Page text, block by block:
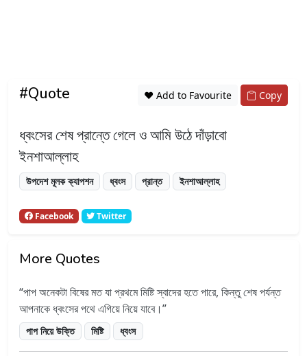
#Quote ❤️ Add to Favourite Copy
ধ্বংসের শেষ প্রান্তে গেলে ও আমি উঠে দাঁড়াবো
ইনশাআল্লাহ
উপদেশ মূলক ক্যাপশন ধ্বংস প্রান্ত ইনশাআল্লাহ
Facebook Twitter
More Quotes
পাপ অনেকটা বিষের মত যা প্রথমে মিষ্টি স্বাদের হতে পারে, কিন্তু শেষ পর্যন্ত
আপনাকে ধ্বংসের পথে এগিয়ে নিয়ে যাবে।
পাপ নিয়ে উক্তি মিষ্টি ধ্বংস